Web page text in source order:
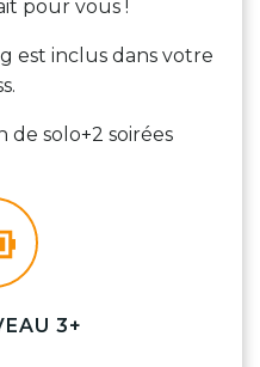
pour vous !
est inclus dans votre
de solo+2 soirées
3+